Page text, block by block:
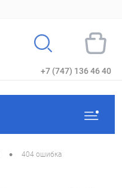
+7 (747) 136 46 40
• 404 ошибка